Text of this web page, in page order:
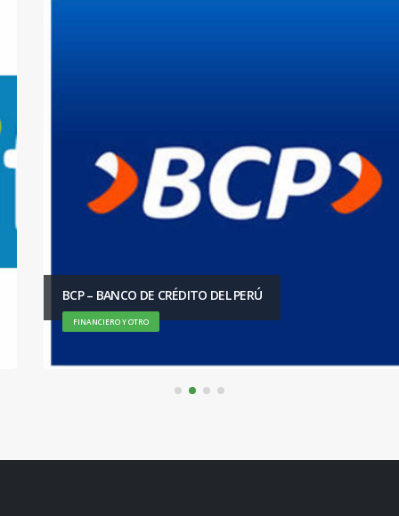
BCP – BANCO DE CRÉDITO DEL PERÚ
FINANCIERO Y OTRO